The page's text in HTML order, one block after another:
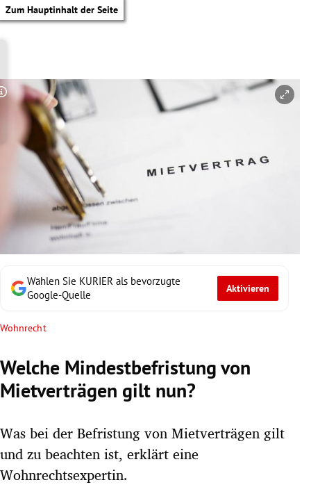
Zum Hauptinhalt der Seite
Untermenü
Untermenü
Untermenü
Untermenü
Untermenü
Untermenü
Wählen Sie KURIER als bevorzugte
Google-Quelle
Aktivieren
Wohnrecht
Welche Mindestbefristung von
Mietverträgen gilt nun?
Was bei der Befristung von Mietverträgen gilt
und zu beachten ist, erklärt eine
Wohnrechtsexpertin.
Copyright-Hinweis öffnen/schließen